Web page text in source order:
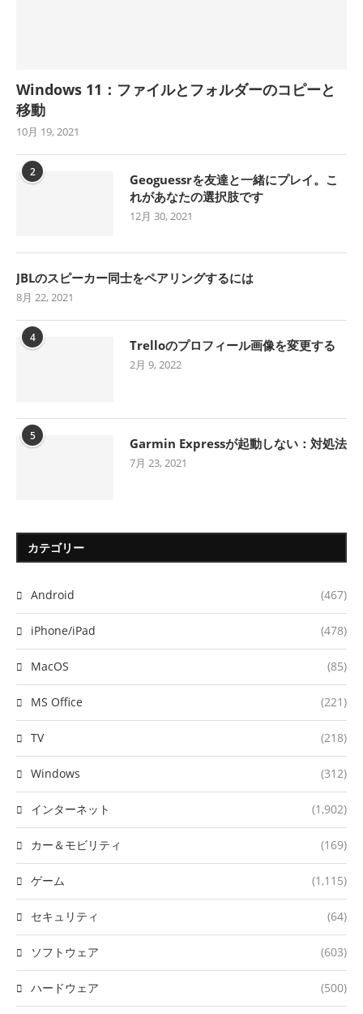
Windows 11：ファイルとフォルダーのコピーと
移動
10月 19, 2021
2
Geoguessrを友達と一緒にプレイ。こ
れがあなたの選択肢です
12月 30, 2021
JBLのスピーカー同士をペアリングするには
8月 22, 2021
4 Trelloのプロフィール画像を変更する
2月 9, 2022
5 Garmin Expressが起動しない：対処法
7月 23, 2021
カテゴリー
Android (467)
iPhone/iPad (478)
MacOS (85)
MS Office (221)
TV (218)
Windows (312)
インターネット (1,902)
カー＆モビリティ (169)
ゲーム (1,115)
セキュリティ (64)
ソフトウェア (603)
ハードウェア (500)